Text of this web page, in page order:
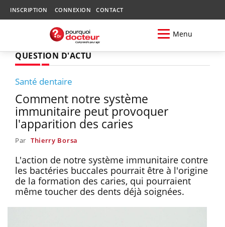
INSCRIPTION CONNEXION CONTACT
Menu
QUESTION D'ACTU
Santé dentaire
Comment notre système
immunitaire peut provoquer
l'apparition des caries
Par Thierry Borsa
L'action de notre système immunitaire contre
les bactéries buccales pourrait être à l'origine
de la formation des caries, qui pourraient
même toucher des dents déjà soignées.